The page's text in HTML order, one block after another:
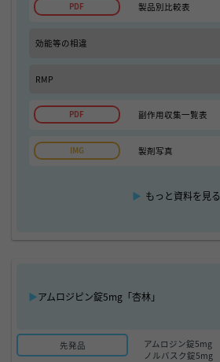
製品別比較表
効能等の相違
RMP
副作用収集一覧表
製剤写真
▶ もっと資料を見る
▶アムロジピン錠5mg「杏林」
先発品
アムロジン錠5mg
ノルバスク錠5mg